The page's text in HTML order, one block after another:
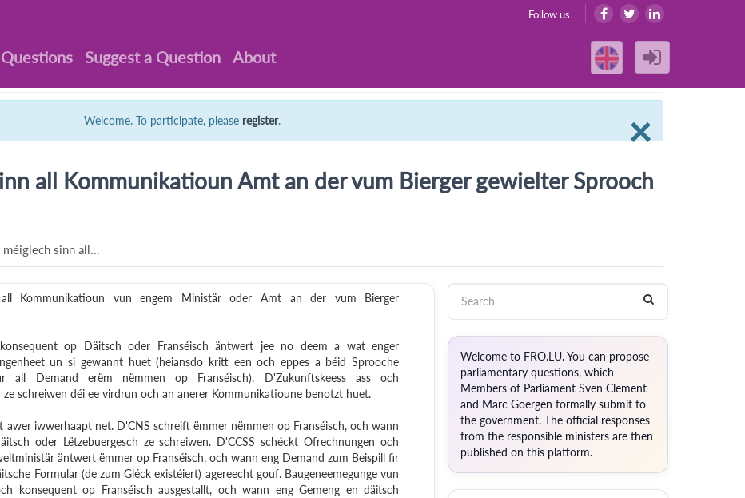
Follow us :
Questions Suggest a Question About
×
Welcome. To participate, please register.
all Kommunikatioun Amt an der vum Bierger gewielter Sprooch
sinn all...
Kommunikatioun vun engem Ministär oder Amt an der vum Bierger
op Däitsch oder Franséisch äntwert jee no deem a wat enger
un si gewannt huet (heiansdo kritt een och eppes a béid Sprooche
all Demand erëm nëmmen op Franséisch). D'Zukunftskeess ass och
schreiwen déi ee virdrun och an anerer Kommunikatioune benotzt huet.
iwwerhaapt net. D'CNS schreift ëmmer nëmmen op Franséisch, och wann
oder Lëtzebuergesch ze schreiwen. D'CCSS schéckt Ofrechnungen och
äntwert ëmmer op Franséisch, och wann eng Demand zum Beispill fir
Formular (de zum Gléck existéiert) agereecht gouf. Baugeneemegunge vun
konsequent op Franséisch ausgestallt, och wann eng Gemeng en däitsch
Welcome to FRO.LU. You can propose
parliamentary questions, which
Members of Parliament Sven Clement
and Marc Goergen formally submit to
the government. The official responses
from the responsible ministers are then
published on this platform.